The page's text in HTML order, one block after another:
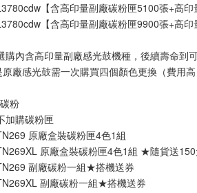
【含高印量副廠碳粉匣5100張+高印
【含高印量副廠碳粉匣9900張+高印
內含高印量副廠感光鼓機種，後續壽命到
廠感光鼓需一次購買四個顏色更換（費用高
粉
購碳粉匣
原廠盒裝碳粉匣4色1組
原廠盒裝碳粉匣4色1組 ★隨貨送150
副廠碳粉一組★搭機送券
副廠碳粉一組★搭機送券